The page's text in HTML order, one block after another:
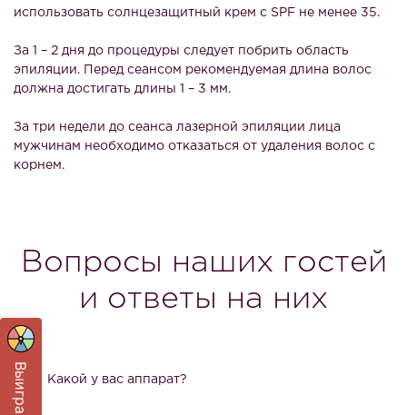
использовать солнцезащитный крем с SPF не менее 35.
За 1 – 2 дня до процедуры следует побрить область
эпиляции. Перед сеансом рекомендуемая длина волос
должна достигать длины 1 – 3 мм.
За три недели до сеанса лазерной эпиляции лица
мужчинам необходимо отказаться от удаления волос с
корнем.
Вопросы наших гостей
и ответы на них
1 Какой у вас аппарат?